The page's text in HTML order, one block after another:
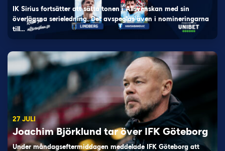
IK Sirius fortsätter att sätta tonen i Allsvenskan med sin
överlägsna serieledning. Det avspeglas även i nomineringarna
till…
27 JULI
Joachim Björklund tar över IFK Göteborg
Under måndagseftermiddagen meddelade IFK Göteborg att